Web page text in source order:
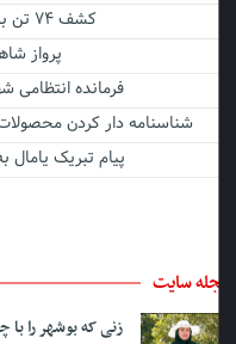
کشف ۷۴ تن برنج احتکار شده در بوشهر
پرواز
فرمانده
شناسنامه دار کردن
پیام تبریک یامال
سایت
زنی که بوشهر را با